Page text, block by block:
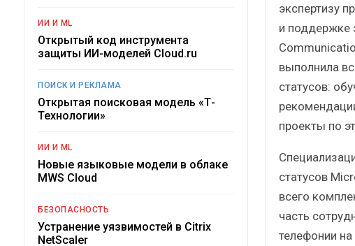
экспертизу
и поддержке
выполнила
статусов:
проекты по
статусов
всего
часть
телефонии
ИИ И ML
Открытый код инструмента
защиты ИИ-моделей Cloud.ru
ПОИСК И РЕКЛАМА
Открытая поисковая модель «Т-
Технологии»
ИИ И ML
Новые языковые модели в облаке
MWS Cloud
БЕЗОПАСНОСТЬ
Устранение уязвимостей в Citrix
NetScaler